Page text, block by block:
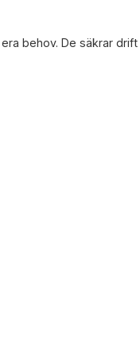
behov. De säkrar